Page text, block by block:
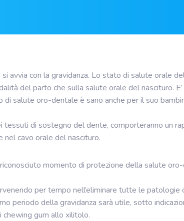
avvia con la gravidanza. Lo stato di salute orale
del parto che sulla salute orale del nascituro.
salute oro-dentale è sano anche per il suo
tessuti di sostegno del dente, comporteranno un
cavo orale del nascituro.
momento di protezione della salute
per tempo nell’eliminare tutte le
periodo della gravidanza sarà utile, sotto
chewing gum allo xilitolo.